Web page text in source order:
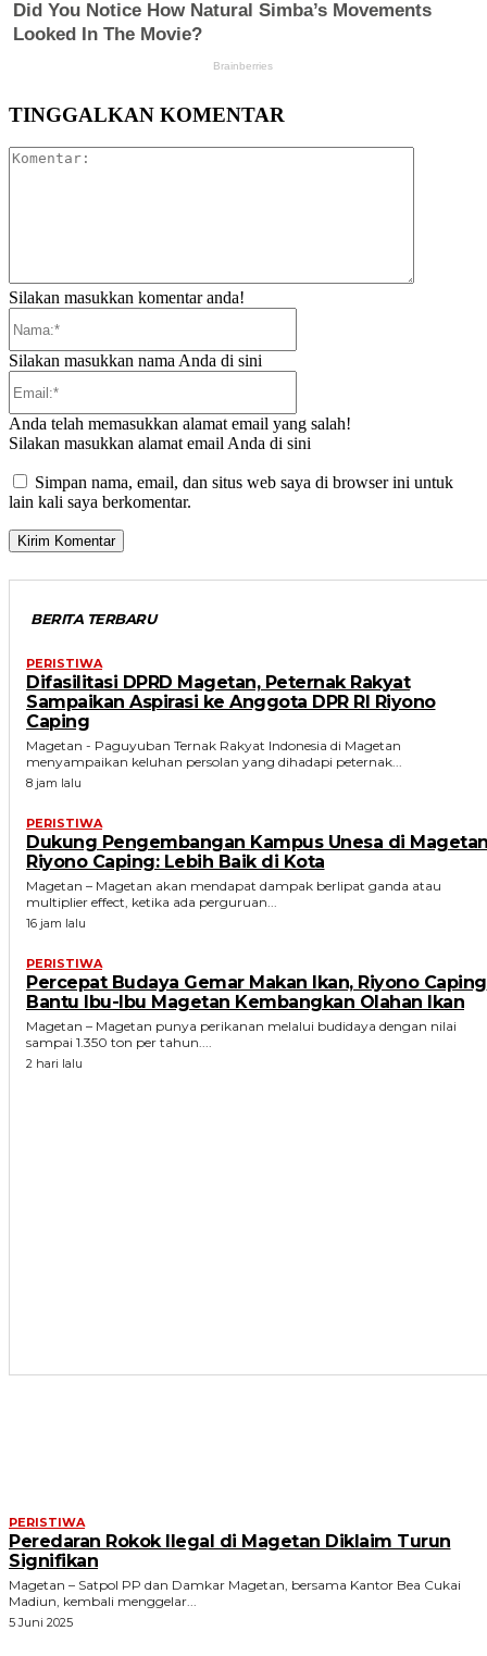
TINGGALKAN KOMENTAR
Silakan masukkan komentar anda!
Silakan masukkan nama Anda di sini
Anda telah memasukkan alamat email yang salah!
Silakan masukkan alamat email Anda di sini
Simpan nama, email, dan situs web saya di browser ini untuk
lain kali saya berkomentar.
BERITA TERBARU
PERISTIWA
Difasilitasi DPRD Magetan, Peternak Rakyat
Sampaikan Aspirasi ke Anggota DPR RI Riyono
Caping
Magetan - Paguyuban Ternak Rakyat Indonesia di Magetan
menyampaikan keluhan persolan yang dihadapi peternak...
8 jam lalu
PERISTIWA
Dukung Pengembangan Kampus Unesa di
Riyono Caping: Lebih Baik di Kota
Magetan – Magetan akan mendapat dampak berlipat ganda atau
multiplier effect, ketika ada perguruan...
16 jam lalu
PERISTIWA
Percepat Budaya Gemar Makan Ikan, Riyono Caping
Bantu Ibu-Ibu Magetan Kembangkan Olahan Ikan
Magetan – Magetan punya perikanan melalui budidaya dengan nilai
sampai 1.350 ton per tahun....
2 hari lalu
PERISTIWA
Peredaran Rokok Ilegal di Magetan Diklaim Turun
Signifikan
Magetan – Satpol PP dan Damkar Magetan, bersama Kantor Bea Cukai
Madiun, kembali menggelar...
5 Juni 2025